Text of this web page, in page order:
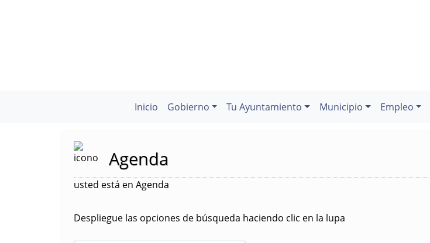
Inicio Gobierno Tu Ayuntamiento Municipio Empleo
Agenda
usted está en Agenda
Despliegue las opciones de búsqueda haciendo clic en la lupa